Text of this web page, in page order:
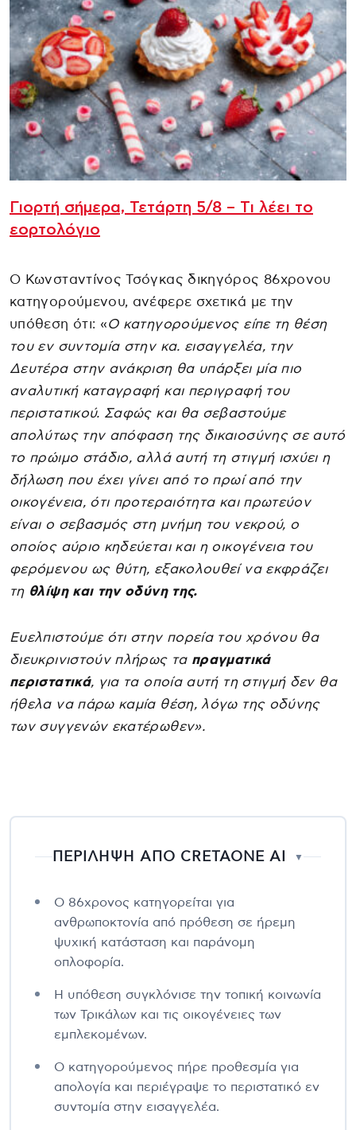
Γιορτή σήμερα, Τετάρτη 5/8 – Τι λέει το
εορτολόγιο
Ο Κωνσταντίνος Τσόγκας δικηγόρος 86χρονου
κατηγορούμενου, ανέφερε σχετικά με την
υπόθεση ότι: «Ο κατηγορούμενος είπε τη θέση
του εν συντομία στην κα. εισαγγελέα, την
Δευτέρα στην ανάκριση θα υπάρξει μία πιο
αναλυτική καταγραφή και περιγραφή του
περιστατικού. Σαφώς και θα σεβαστούμε
απολύτως την απόφαση της δικαιοσύνης σε αυτό
το πρώιμο στάδιο, αλλά αυτή τη στιγμή ισχύει η
δήλωση που έχει γίνει από το πρωί από την
οικογένεια, ότι προτεραιότητα και πρωτεύον
είναι ο σεβασμός στη μνήμη του νεκρού, ο
οποίος αύριο κηδεύεται και η οικογένεια του
φερόμενου ως θύτη, εξακολουθεί να εκφράζει
τη θλίψη και την οδύνη της.
Ευελπιστούμε ότι στην πορεία του χρόνου θα
διευκρινιστούν πλήρως τα πραγματικά
περιστατικά, για τα οποία αυτή τη στιγμή δεν θα
ήθελα να πάρω καμία θέση, λόγω της οδύνης
των συγγενών εκατέρωθεν».
ΠΕΡΙΛΗΨΗ ΑΠΟ CRETAONE AI ▼
Ο 86χρονος κατηγορείται για
ανθρωποκτονία από πρόθεση σε ήρεμη
ψυχική κατάσταση και παράνομη
οπλοφορία.
Η υπόθεση συγκλόνισε την τοπική κοινωνία
των Τρικάλων και τις οικογένειες των
εμπλεκομένων.
Ο κατηγορούμενος πήρε προθεσμία για
απολογία και περιέγραψε το περιστατικό εν
συντομία στην εισαγγελέα.